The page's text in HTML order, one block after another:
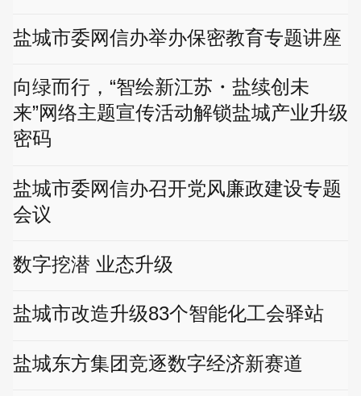
盐城市委网信办举办保密教育专题讲座
向绿而行，“智绘新江苏・盐续创未
来”网络主题宣传活动解锁盐城产业升级
密码
盐城市委网信办召开党风廉政建设专题
会议
数字挖潜 业态升级
盐城市改造升级83个智能化工会驿站
盐城东方集团竞逐数字经济新赛道